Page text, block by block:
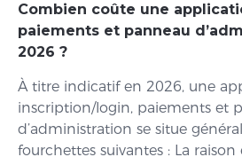
Combien coûte une
paiements et panneau
2026 ?
À titre indicatif en 2026, une
inscription/login, paiements et
d’administration se situe
fourchettes suivantes : La raison